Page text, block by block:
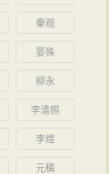
秦观
晏殊
柳永
李清照
李煜
元稹